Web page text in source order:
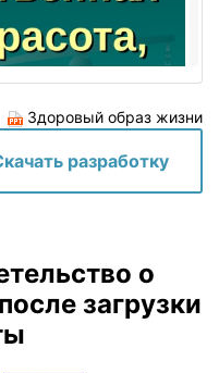
я знаю, - это
Здоровый образ жизни
разработку
о
загрузки